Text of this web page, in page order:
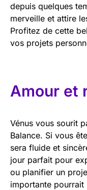
depuis quelques
merveille et attire
Profitez de cette
vos projets
Amour et
Vénus vous sourit
Balance. Si vous
sera fluide et
jour parfait pour
ou planifier un
importante